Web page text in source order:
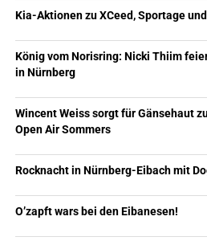
Kia-Aktionen zu XCeed, Sportage
König vom Norisring: Nicki Thiim
in Nürnberg
Wincent Weiss sorgt für Gänsehaut
Open Air Sommers
Rocknacht in Nürnberg-Eibach mit
O’zapft wars bei den Eibanesen!